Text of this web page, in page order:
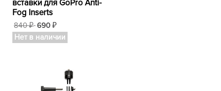
вставки для GoPro Anti-
Fog Inserts
840₽ 690 ₽
Нет в наличии